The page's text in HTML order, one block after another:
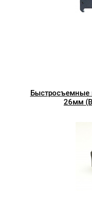
Быстросъемные
26мм